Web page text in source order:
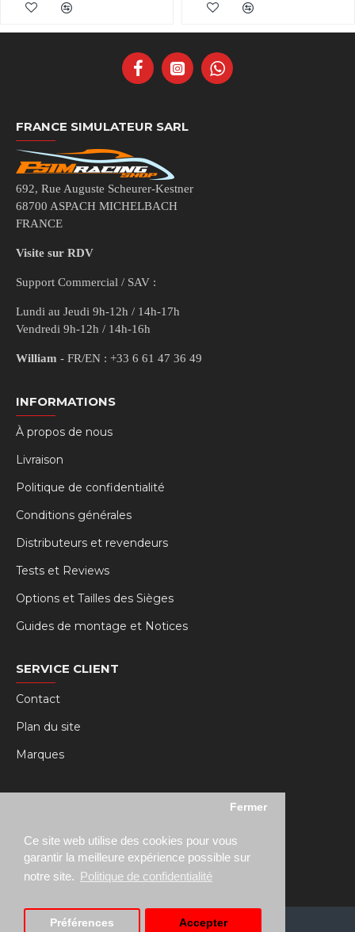
Ce site web utilise des cookies pour vous
garantir la meilleure expérience possible sur
notre site. Politique de confidentialité
Fermer
Préférences Accepter
FRANCE SIMULATEUR SARL
692, Rue Auguste Scheurer-Kestner
68700 ASPACH MICHELBACH
FRANCE
Visite sur RDV
Support Commercial / SAV :
Lundi au Jeudi 9h-12h / 14h-17h
Vendredi 9h-12h / 14h-16h
William - FR/EN : +33 6 61 47 36 49
INFORMATIONS
À propos de nous
Livraison
Politique de confidentialité
Conditions générales
Distributeurs et revendeurs
Tests et Reviews
Options et Tailles des Sièges
Guides de montage et Notices
SERVICE CLIENT
Contact
Plan du site
Marques
MY RSEAT
Historique des commandes